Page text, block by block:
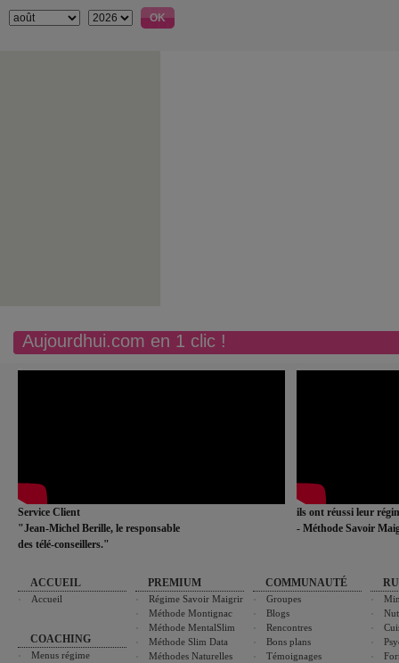
Aujourdhui.com en 1 clic !
Service Client
"Jean-Michel Berille, le responsable
des télé-conseillers."
ils ont réussi leur
- Méthode Savoir
ACCUEIL
Accueil
COACHING
Menus régime
PREMIUM
Régime Savoir Maigrir
Méthode Montignac
Méthode MentalSlim
Méthode Slim Data
Méthodes Naturelles
COMMUNAUTÉ
Groupes
Blogs
Rencontres
Bons plans
Témoignages